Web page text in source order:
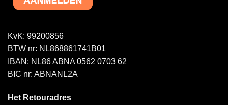
KvK: 99200856
BTW nr: NL868861741B01
IBAN: NL86 ABNA 0562 0703 62
BIC nr: ABNANL2A
Het Retouradres